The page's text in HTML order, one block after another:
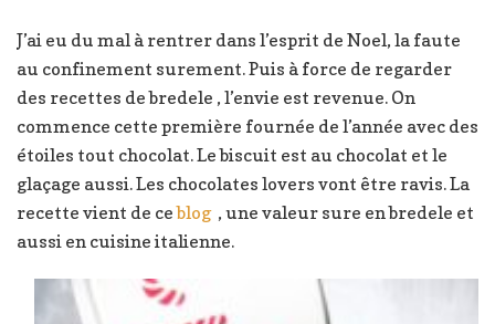
étoiles
tout
chocolat
J’ai eu du mal à rentrer dans l’esprit de Noel, la faute
au confinement surement. Puis à force de regarder
des recettes de bredele , l’envie est revenue. On
commence cette première fournée de l’année avec des
étoiles tout chocolat. Le biscuit est au chocolat et le
glaçage aussi. Les chocolates lovers vont être ravis. La
recette vient de ceblog , une valeur sure en bredele et
aussi en cuisine italienne.